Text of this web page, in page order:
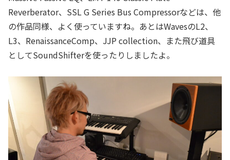
Reverberator、SSL G Series Bus Compressorなどは、他
の作品同様、よく使っていますね。あとはWavesのL2、
L3、RenaissanceComp、JJP collection、また飛び道具
としてSoundShifterを使ったりしましたよ。